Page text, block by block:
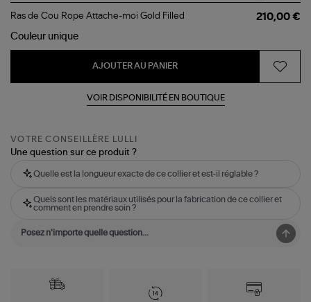
Ras
Cou
Ras de Cou Rope Attache-moi Gold Filled
210,00 €
Couleur unique
AJOUTER AU PANIER
VOIR DISPONIBILITÉ EN BOUTIQUE
VOTRE CONSEILLÈRE LULLI
Une question sur ce produit ?
Quelle est la longueur exacte de ce collier et est-il réglable ?
Quels sont les matériaux utilisés pour la fabrication de ce collier et
comment en prendre soin ?